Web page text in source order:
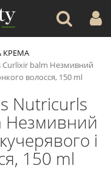
КРЕМА
Curlixir balm Незмивний
волосся, 150 ml
Nutricurls
Незмивний
і
150 ml